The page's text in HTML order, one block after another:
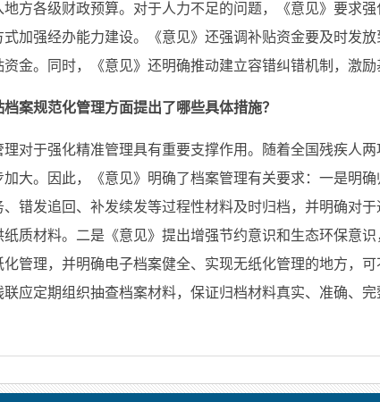
方各级财政预算。对于人力不足的问题，《意见》要求
加强经办能力建设。《意见》还强调补贴资金要及时发
金。同时，《意见》还明确推动建立容错纠错机制，激励
案规范化管理方面提出了哪些具体措施？
对于强化精准管理具有重要支撑作用。随着全国残疾人
大。因此，《意见》明确了档案管理有关要求：一是明
错发追回、补发续发等过程性材料及时归档，并明确对
质材料。二是《意见》提出增强节约意识和生态环保意
管理，并明确电子档案健全、实现无纸化管理的地方，
应定期组织抽查档案材料，保证归档材料真实、准确、完